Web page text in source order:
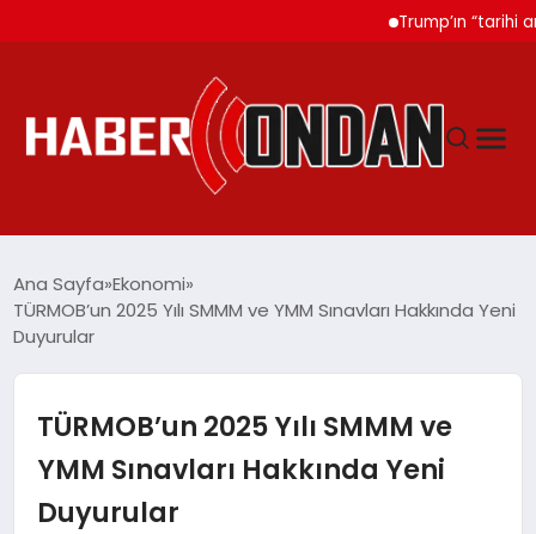
Trump’ın “tarihi
SIYASET
DÜNYA
EKONOMI
Ana Sayfa Ekonomi
TÜRMOB’un 2025 Yılı SMMM ve YMM Sınavları Hakkında Yeni
Duyurular
TÜRMOB’un 2025 Yılı SMMM ve
YMM Sınavları Hakkında Yeni
Duyurular